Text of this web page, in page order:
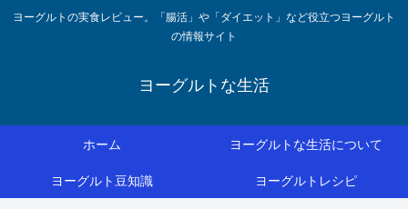
ヨーグルトの実食レビュー。「腸活」や「ダイエット」など役立つヨーグルト
の情報サイト
ヨーグルトな生活
ホーム
ヨーグルトな生活について
ヨーグルト豆知識
ヨーグルトレシピ